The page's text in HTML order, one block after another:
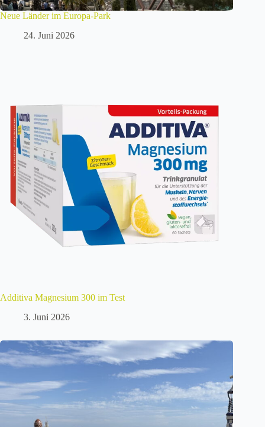
Neue Länder im Europa-Park
24. Juni 2026
Additiva Magnesium 300 im Test
3. Juni 2026